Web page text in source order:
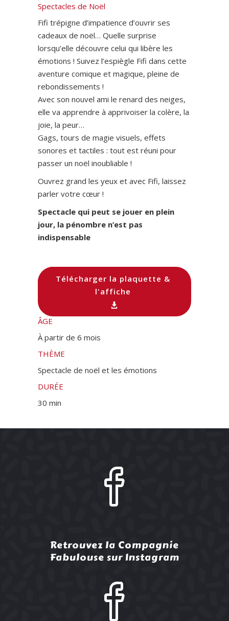
Spectacles de Noël
Fifi trépigne d’impatience d’ouvrir ses
cadeaux de noël… Quelle surprise
lorsqu’elle découvre celui qui libère les
émotions ! Suivez l’espiègle Fifi dans cette
aventure comique et magique, pleine de
rebondissements !
Avec son nouvel ami le renard des neiges,
elle va apprendre à apprivoiser la colère, la
joie, la peur…
Gags, tours de magie visuels, effets
sonores et tactiles : tout est réuni pour
passer un noël inoubliable !
Ouvrez grand les yeux et avec Fifi, laissez
parler votre cœur !
Spectacle qui peut se jouer en plein
jour, la pénombre n’est pas
indispensable
Télécharger la plaquette &
l'affiche
ÂGE
À partir de 6 mois
THÈME
Spectacle de noël et les émotions
DURÉE
30 min
Retrouvez la Compagnie
Fabulouse sur Instagram